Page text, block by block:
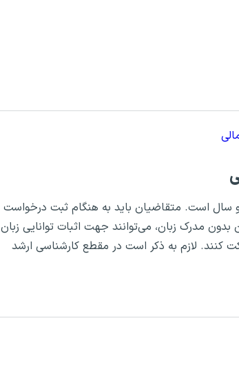
است. متقاضیان باید به هنگام ثبت درخواست
مدرک زبان، می‌توانند جهت اثبات توانایی زبان
کنند. لازم به ذکر است در مقطع کارشناسی ارشد